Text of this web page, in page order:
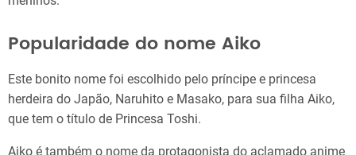
Popularidade do nome Aiko
Este bonito nome foi escolhido pelo príncipe e princesa
herdeira do Japão, Naruhito e Masako, para sua filha Aiko,
que tem o título de Princesa Toshi.
Aiko é também o nome da protagonista do aclamado anime